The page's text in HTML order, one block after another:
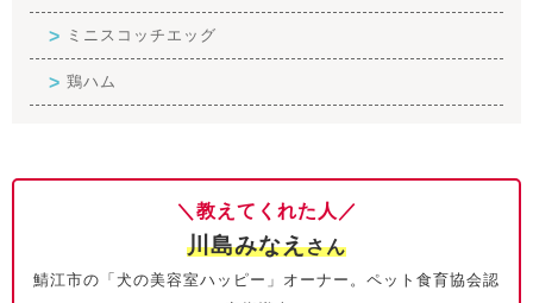
ミニスコッチエッグ
鶏ハム
＼教えてくれた人／
川島みなえさん
鯖江市の「犬の美容室ハッピー」オーナー。ペット食育協会認